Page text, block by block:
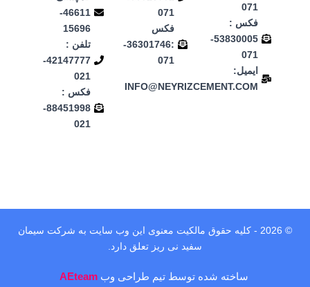
071
فکس :
53830005-
071
ایمیل:
INFO@NEYRIZCEMENT.COM
071
فکس
:36301746-
071
46611-
15696
تلفن :
42147777-
021
فکس :
88451998-
021
© 2026 - کلیه حقوق مالکیت معنوی این وب‌ سایت به شرکت سیمان
سفید نی ریز تعلق دارد.
ساخته شده توسط تیم طراحی وب AEteam